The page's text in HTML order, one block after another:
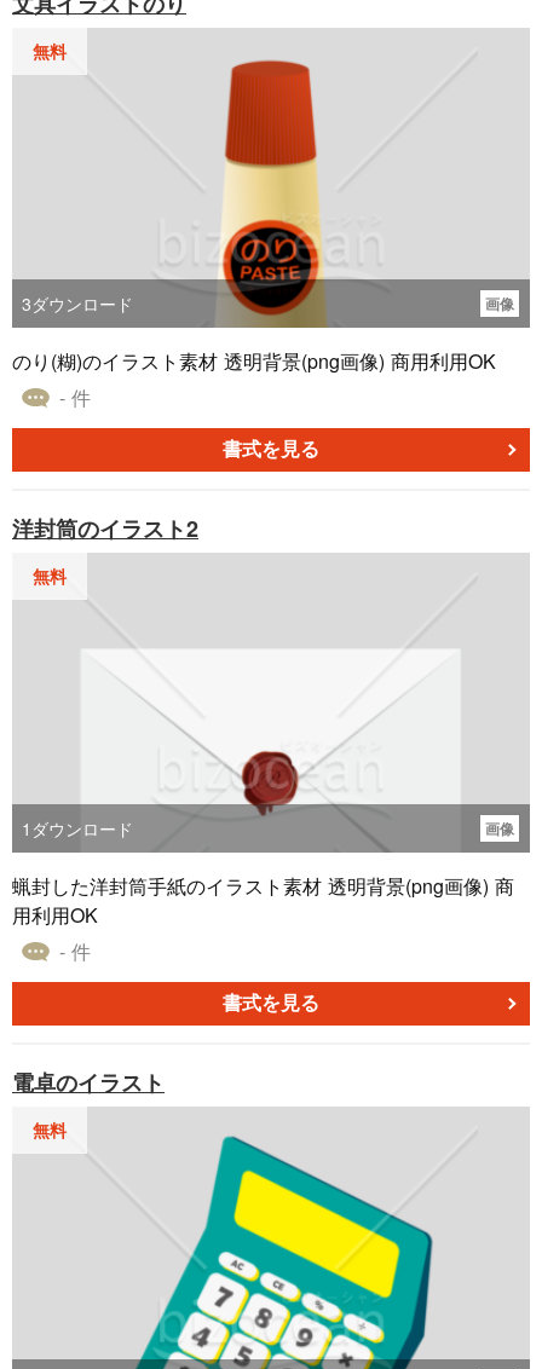
無料
3ダウンロード 画像
のり(糊)のイラスト素材 透明背景(png画像) 商用利用OK
- 件
書式を見る
洋封筒のイラスト2
無料
1 ダウンロード 画像
蝋封した洋封筒手紙のイラスト素材 透明背景(png画像) 商
用利用OK
- 件
書式を見る
電卓のイラスト
無料